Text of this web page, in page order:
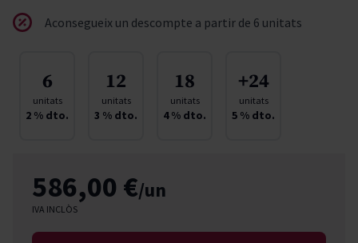
Aconsegueix un descompte a partir de 6 unitats
6
unitats
2 % dto.
12
unitats
3 % dto.
18
unitats
4% dto.
+24
unitats
5 % dto.
586,00 €/un
IVA INCLÒS